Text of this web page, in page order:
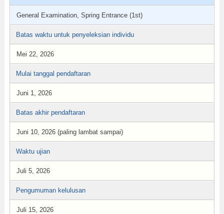
General Examination, Spring Entrance (1st)
Batas waktu untuk penyeleksian individu
Mei 22, 2026
Mulai tanggal pendaftaran
Juni 1, 2026
Batas akhir pendaftaran
Juni 10, 2026 (paling lambat sampai)
Waktu ujian
Juli 5, 2026
Pengumuman kelulusan
Juli 15, 2026